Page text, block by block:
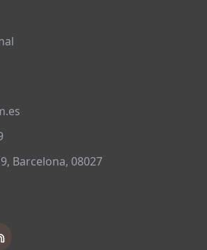
Barcelona, 08027